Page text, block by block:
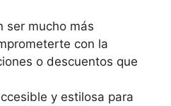
ser mucho más
con la
o descuentos que
y estilosa para